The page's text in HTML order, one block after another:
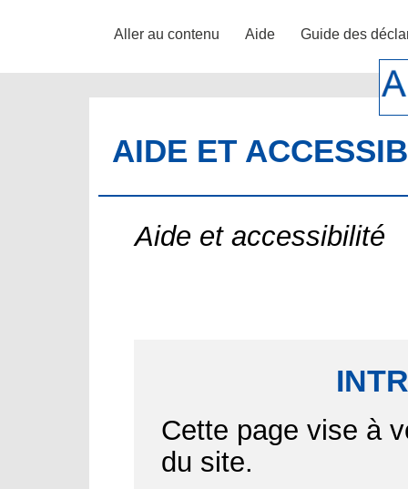
Aller au contenu Aide Guide des
AIDE ET
Aide et accessibilité
Cette page vise à
du site.